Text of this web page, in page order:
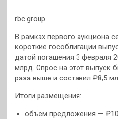
rbc.group
В рамках первого аукциона
короткие гособлигации
датой погашения 3 февраля
млрд. Спрос на этот выпуск
раза выше и составил ₽8,5
Итоги размещения:
объем предложения —